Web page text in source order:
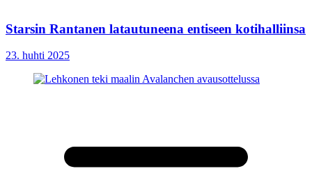
Starsin Rantanen latautuneena entiseen kotihalliinsa
23. huhti 2025